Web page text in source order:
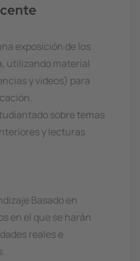
exposición de los
utilizando material
y videos) para
sobre temas
y lecturas
Basado en
en el que se harán
reales e